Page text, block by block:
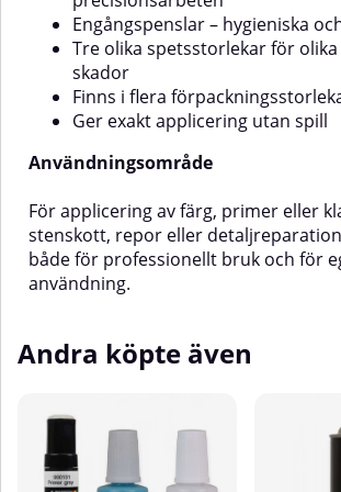
hittar du här
Engångspenslar – hygieniska
Tre olika spetsstorlekar för
skador
Finns i flera
Ger exakt applicering utan spill
Användningsområde
För applicering av färg, primer eller
stenskott, repor eller
både för professionellt bruk och för
användning.
Andra köpte även